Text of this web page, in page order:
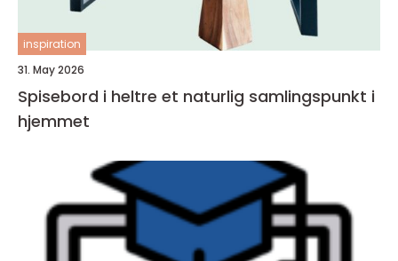
inspiration
31. May 2026
Spisebord i heltre et naturlig samlingspunkt i
hjemmet